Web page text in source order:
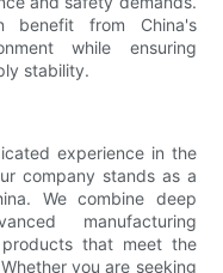
from China's
while ensuring
stability.
experience in the
company stands as a
We combine deep
manufacturing
that meet the
you are seeking